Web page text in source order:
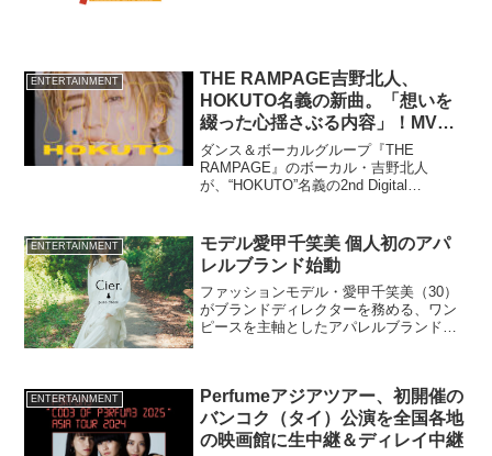
ENTERTAINMENT
THE RAMPAGE吉野北人、
HOKUTO名義の新曲。「想いを
綴った心揺さぶる内容」！MVも
公開
ダンス＆ボーカルグループ『THE
RAMPAGE』のボーカル・吉野北人
が、“HOKUTO”名義の2nd Digital
オもYouTubeで公開された。
ENTERTAINMENT
モデル愛甲千笑美 個人初のアパ
レルブランド始動
ファッションモデル・愛甲千笑美（30）
がブランドディレクターを務める、ワン
ピースを主軸としたアパレルブランド
ENTERTAINMENT
Perfumeアジアツアー、初開催の
バンコク（タイ）公演を全国各地
の映画館に生中継＆ディレイ中継